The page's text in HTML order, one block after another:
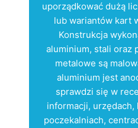
uporządkować dużą
lub wariantów kart
Konstrukcja
aluminium, stali oraz
metalowe są
aluminium jest
sprawdzi się w
informacji, urzędach,
poczekalniach,